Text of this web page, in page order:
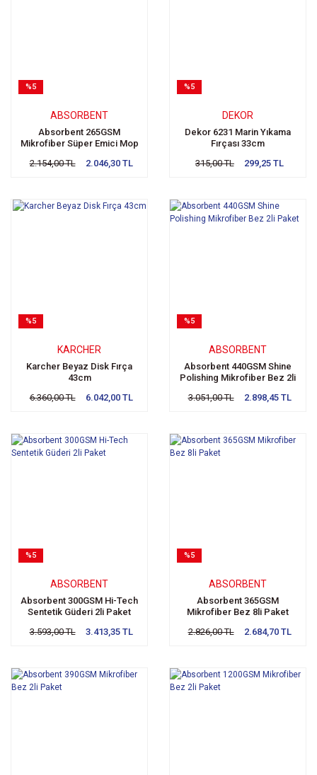
%5
ABSORBENT
Absorbent 265GSM
Mikrofiber Süper Emici Mop
2.154,00 TL
2.046,30 TL
%5
DEKOR
Dekor 6231 Marin Yıkama
Fırçası 33cm
315,00 TL
299,25 TL
%5
KARCHER
Karcher Beyaz Disk Fırça
43cm
6.360,00 TL
6.042,00 TL
%5
ABSORBENT
Absorbent 440GSM Shine
Polishing Mikrofiber Bez 2li
3.051,00 TL
2.898,45 TL
%5
ABSORBENT
Absorbent 300GSM Hi-Tech
Sentetik Güderi 2li Paket
3.593,00 TL
3.413,35 TL
%5
ABSORBENT
Absorbent 365GSM
Mikrofiber Bez 8li Paket
2.826,00 TL
2.684,70 TL